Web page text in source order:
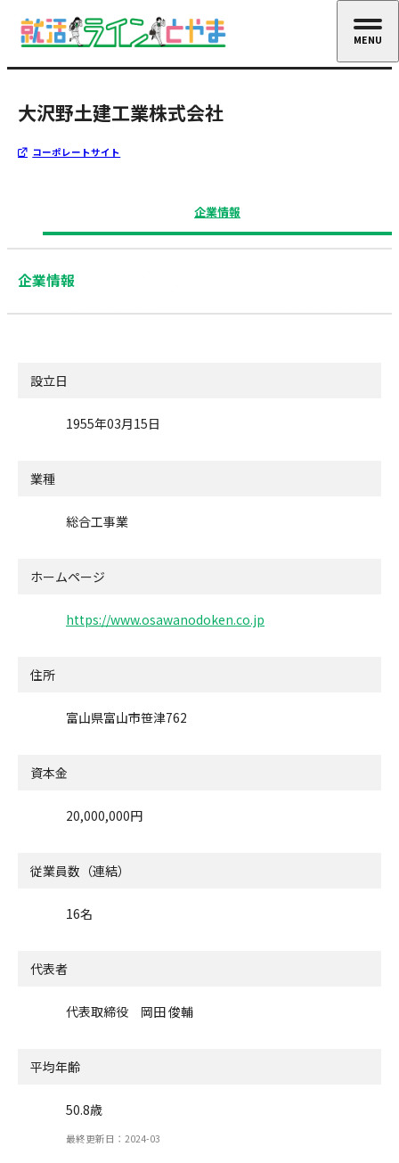
大沢野土建工業株式会社
コーポレートサイト
企業情報
企業情報
設立日
1955年03月15日
業種
総合工事業
ホームページ
https://www.osawanodoken.co.jp
住所
富山県富山市笹津762
資本金
20,000,000円
従業員数（連結）
16名
代表者
代表取締役 岡田 俊輔
平均年齢
50.8歳
最終更新日：2024-03
MENU